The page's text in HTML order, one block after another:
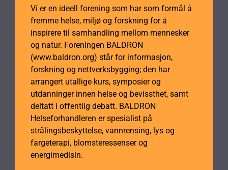
Vi er en ideell forening som har som formål å
fremme helse, miljø og forskning for å
inspirere til samhandling mellom mennesker
og natur. Foreningen BALDRON
(www.baldron.org) står for informasjon,
forskning og nettverksbygging; den har
arrangert utallige kurs, symposier og
utdanninger innen helse og bevissthet, samt
deltatt i offentlig debatt. BALDRON
Helseforhandleren er spesialist på
strålingsbeskyttelse, vannrensing, lys og
fargeterapi, blomsteressenser og
energimedisin.